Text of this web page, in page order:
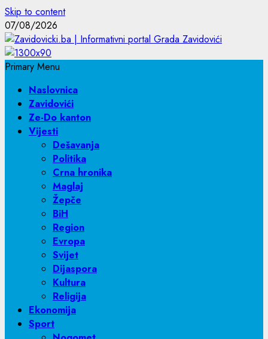
Skip to content
07/08/2026
Primary Menu
Naslovnica
Zavidovići
Ze-Do kanton
Vijesti
Dešavanja
Politika
Crna hronika
Maglaj
Žepče
BiH
Region
Evropa
Svijet
Dijaspora
Kultura
Religija
Ekonomija
Sport